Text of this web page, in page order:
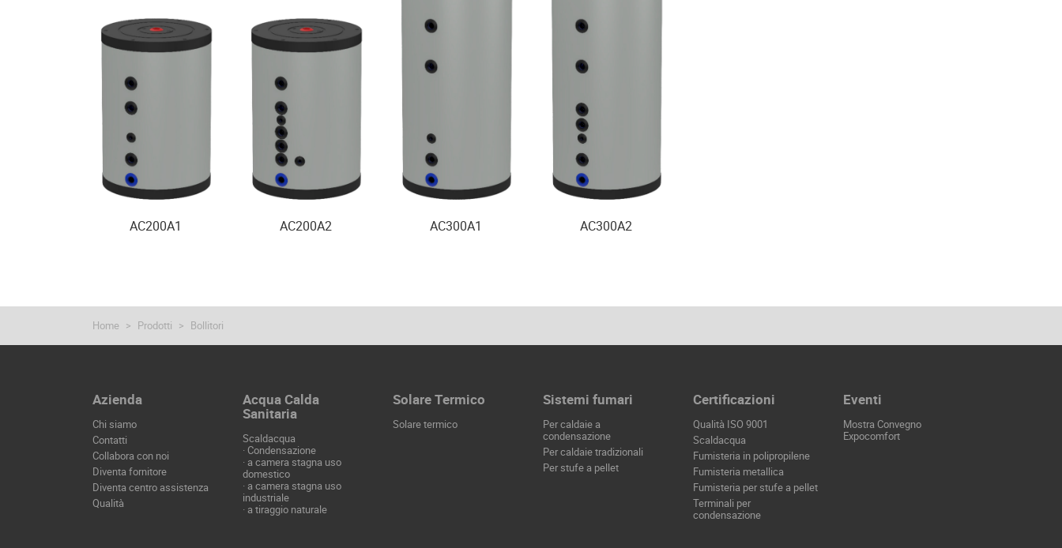
AC200A1 AC200A2 AC300A1 AC300A2
Home Prodotti Bollitori
Azienda
Chi siamo
Contatti
Collabora con noi
Diventa fornitore
Diventa centro assistenza
Qualità
Acqua Calda
Sanitaria
Scaldacqua
· Condensazione
· a camera stagna uso
domestico
· a camera stagna uso
industriale
· a tiraggio naturale
Solare Termico
Solare termico
Sistemi fumari
Per caldaie a
condensazione
Per caldaie tradizionali
Per stufe a pellet
Certificazioni
Qualità ISO 9001
Scaldacqua
Fumisteria in polipropilene
Fumisteria metallica
Fumisteria per stufe a pellet
Terminali per
condensazione
Eventi
Mostra Convegno
Expocomfort